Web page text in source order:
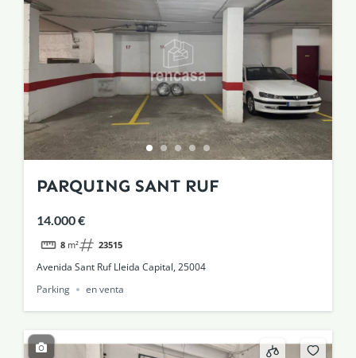
PARQUING SANT RUF
14.000 €
8 m² 23515
Avenida Sant Ruf Lleida Capital, 25004
Parking
en venta